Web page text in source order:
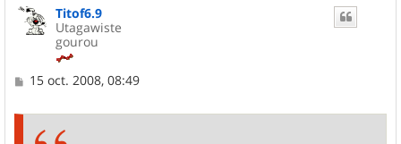
Titof6.9
Utagawiste
gourou
M15 oct. 2008, 08:49